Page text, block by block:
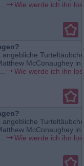
Wie werde ich ihn
McConaughey in
Wie werde ich ihn
McConaughey in
Wie werde ich ihn